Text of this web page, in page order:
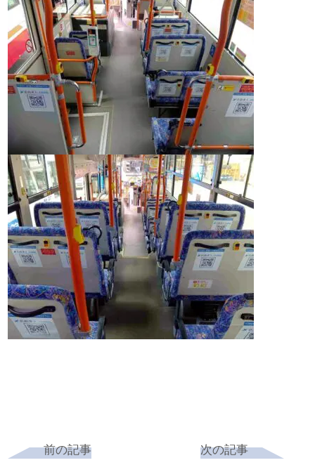
前の記事 次の記事